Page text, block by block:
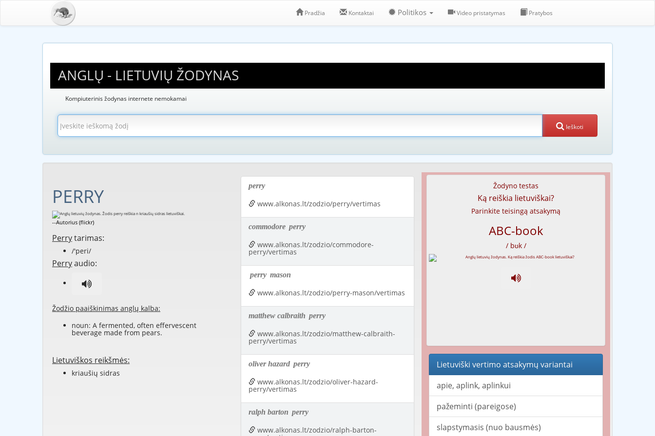
Pradžia Kontaktai Politikos Video pristatymas Pratybos
ANGLŲ - LIETUVIŲ ŽODYNAS
Kompiuterinis žodynas internete nemokamai
Ieškoti
PERRY
--Autorius (flickr)
Perrytarimas:
/'peri/
Perryaudio:
Žodžio paaiškinimas anglų kalba:
noun: A fermented, often effervescent
beverage made from pears.
Lietuviškos reikšmės:
kriaušių sidras
perry
www.alkonas.lt/zodzio/perry/vertimas
commodore perry
www.alkonas.lt/zodzio/commodore-
perry/vertimas
perry mason
www.alkonas.lt/zodzio/perry-mason/vertimas
matthew calbraith perry
www.alkonas.lt/zodzio/matthew-calbraith-
perry/vertimas
oliver hazard perry
www.alkonas.lt/zodzio/oliver-hazard-
perry/vertimas
ralph barton perry
www.alkonas.lt/zodzio/ralph-barton-
Žodyno testas
Ką reiškia lietuviškai?
Parinkite teisingą atsakymą
ABC-book
/ bʊk /
Lietuviški vertimo atsakymų variantai
apie, aplink, aplinkui
pažeminti (pareigose)
slapstymasis (nuo bausmės)